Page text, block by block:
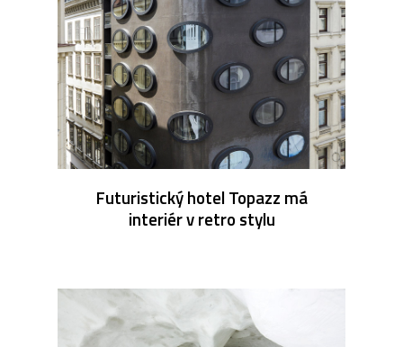
Futuristický hotel Topazz má
interiér v retro stylu